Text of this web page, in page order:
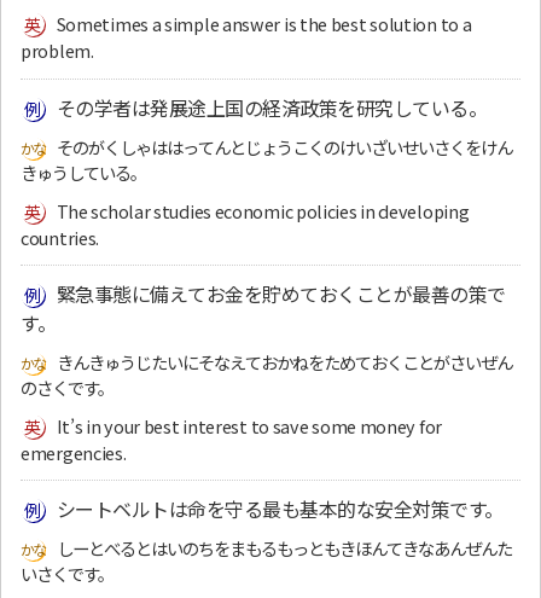
Sometimes a simple answer is the best solution to a
problem.
その学者は発展途上国の経済政策を研究している。
そのがくしゃははってんとじょうこくのけいざいせいさくをけん
きゅうしている。
The scholar studies economic policies in developing
countries.
緊急事態に備えてお金を貯めておくことが最善の策で
す。
きんきゅうじたいにそなえておかねをためておくことがさいぜん
のさくです。
It’s in your best interest to save some money for
emergencies.
シートベルトは命を守る最も基本的な安全対策です。
しーとべるとはいのちをまもるもっともきほんてきなあんぜんた
いさくです。